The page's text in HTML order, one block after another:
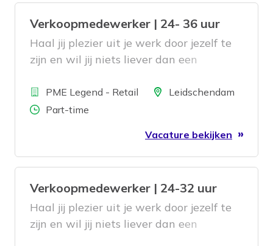
Verkoopmedewerker | 24- 36 uur
Haal jij plezier uit je werk door jezelf te
zijn en wil jij niets liever dan een
gezicht de winkel uit zien gaan? Dan
zoeken wij jou!
BedrijfPME Legend - Retail LocatieLeidschendam
Aantal uren
Part-time
Vacature bekijken
Verkoopmedewerker | 24-32 uur
Haal jij plezier uit je werk door jezelf te
zijn en wil jij niets liever dan een